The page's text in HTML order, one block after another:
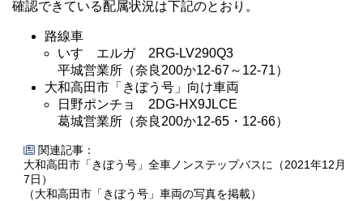
確認できている配属状況は下記のとおり。
路線車
いすゞエルガ 2RG-LV290Q3
平城営業所（奈良200か12-67～12-71）
大和高田市「きぼう号」向け車両
日野ポンチョ 2DG-HX9JLCE
葛城営業所（奈良200か12-65・12-66）
関連記事：
大和高田市「きぼう号」全車ノンステップバスに（2021年12月
7日）
（大和高田市「きぼう号」車両の写真を掲載）